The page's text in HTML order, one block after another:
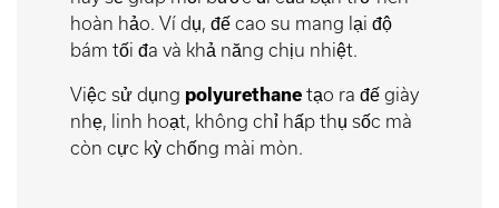
hoàn hảo. Ví dụ, đế cao su mang lại độ
bám tối đa và khả năng chịu nhiệt.
Việc sử dụng polyurethane tạo ra đế giày
nhẹ, linh hoạt, không chỉ hấp thụ sốc mà
còn cực kỳ chống mài mòn.